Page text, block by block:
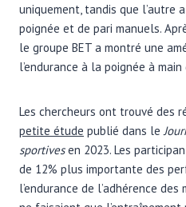
uniquement, tandis que l’autre
poignée et de pari manuels.
le groupe BET a montré une
l’endurance à la poignée à
Les chercheurs ont trouvé des
petite étude publié dans le
sportivesen 2023. Les
de 12% plus importante des
l’endurance de l’adhérence